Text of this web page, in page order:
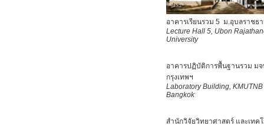
อาคารเรียนรวม 5 ม.อุบลราชธ
Lecture Hall 5, Ubon
University
อาคารปฏิบัติการพื้นฐานรวม ม
กรุงเทพฯ
Laboratory Building, KMUTNB
Bangkok
สำนักวิจัยวิทยาศาสตร์ และเทค